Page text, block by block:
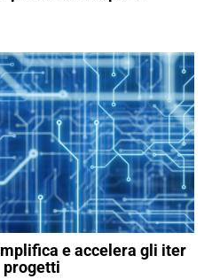
e accelera gli iter
progetti